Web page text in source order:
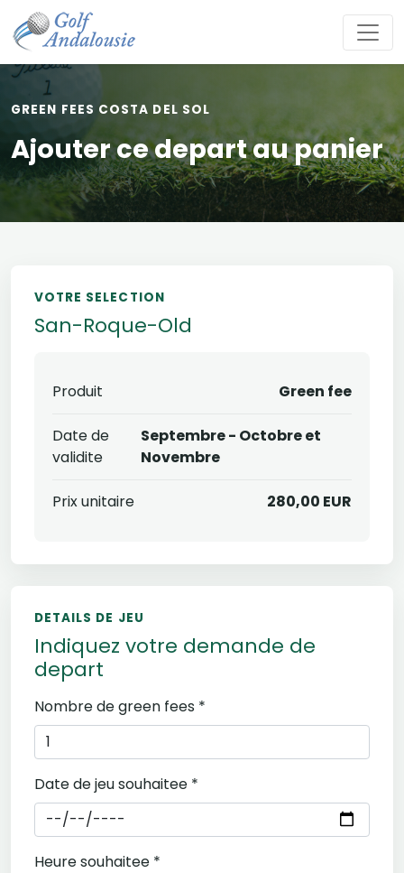
GREEN FEES COSTA DEL SOL
Ajouter ce depart au panier
VOTRE SELECTION
San-Roque-Old
Produit Green fee
Date de
validite
Septembre - Octobre et
Novembre
Prix unitaire 280,00 EUR
DETAILS DE JEU
Indiquez votre demande de
depart
Nombre de green fees *
Date de jeu souhaitee *
Heure souhaitee *